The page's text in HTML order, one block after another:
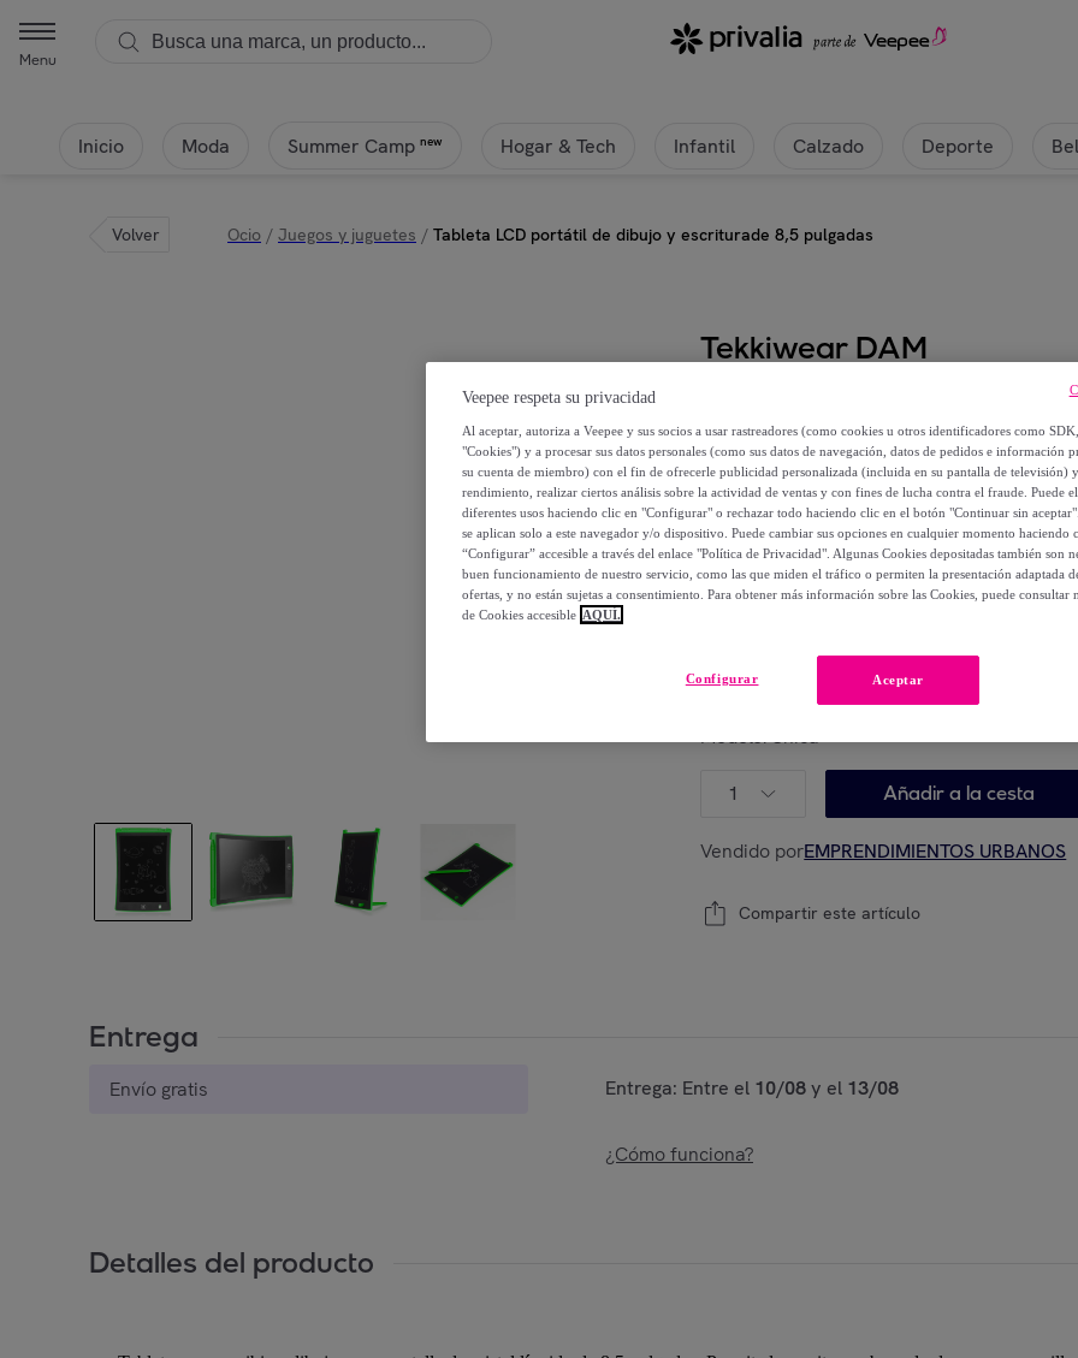
Menu
Inicio Moda Summer Camp new Hogar & Tech Infantil Calzado Deporte
Volver Ocio / Juegos y juguetes / Tableta LCD portátil de dibujo y escriturade 8,5 pulgadas
Tekkiwear DAM
Tableta LCD portátil de dibujo y
12,99 €
39,00 €
-66%
Modelo:Unica
1 Añadir a la cesta
Vendido porEMPRENDIMIENTOS URBANOS
Compartir este artículo
Entrega
Envío gratis Entrega: Entre el 10/08y el 13/08
¿Cómo funciona?
Detalles del producto
Veepee respeta su privacidad
Al aceptar, autoriza a Veepee y sus socios a usar rastreadores (como cookies u otros identificadores como
"Cookies") y a procesar sus datos personales (como sus datos de navegación, datos de pedidos e información
su cuenta de miembro) con el fin de ofrecerle publicidad personalizada (incluida en su pantalla de televisión)
rendimiento, realizar ciertos análisis sobre la actividad de ventas y con fines de lucha contra el fraude. Puede
diferentes usos haciendo clic en "Configurar" o rechazar todo haciendo clic en el botón "Continuar sin
se aplican solo a este navegador y/o dispositivo. Puede cambiar sus opciones en cualquier momento haciendo
“Configurar” accesible a través del enlace "Política de Privacidad". Algunas Cookies depositadas también son
buen funcionamiento de nuestro servicio, como las que miden el tráfico o permiten la presentación adaptada
ofertas, y no están sujetas a consentimiento. Para obtener más información sobre las Cookies, puede consultar
de Cookies accesible AQUÍ.
Aceptar
Configurar